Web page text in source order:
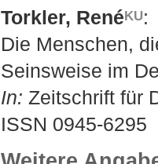
Torkler, René
:
Die Menschen,
Seinsweise im
In: Zeitschrift für
ISSN 0945-6295